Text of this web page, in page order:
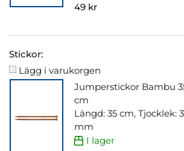
49 kr
Stickor:
Lägg i varukorgen
Jumperstickor Bambu
cm
Längd: 35 cm, Tjocklek:
mm
I lager